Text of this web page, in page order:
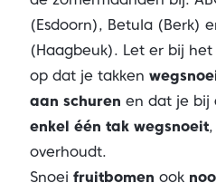
(Esdoorn), Betula (Berk)
(Haagbeuk). Let er bij
op dat je takken
aan schuren en dat je bij
enkel één tak wegsnoeit,
overhoudt.
Snoei fruitbomen ook